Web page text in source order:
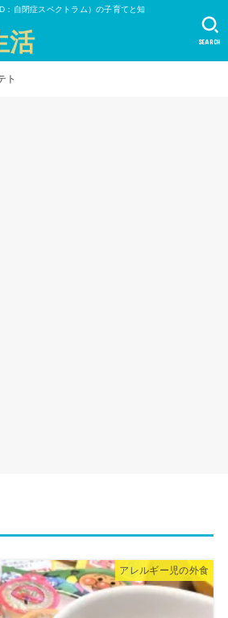
：自閉症スペクトラム）の子育てと知
活 SEARCH
ト
アレルギー児の外食